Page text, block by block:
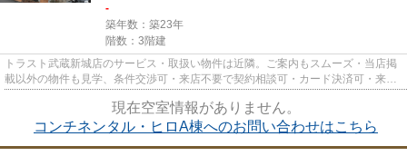
-
築年数：築23年
階数：3階建
トラスト武蔵新城店のサービス・取扱い物件は近隣。ご案内もスムーズ・当店掲
載以外の物件も見学、条件交渉可・来店不要で契約相談可・カード決済可・来店
時無料駐車場有（要電話予約...
現在空室情報がありません。
コンチネンタル・ヒロA棟へのお問い合わせはこちら